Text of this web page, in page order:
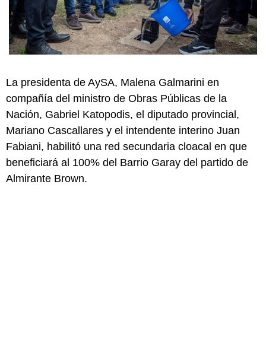
La presidenta de AySA, Malena Galmarini en
compañía del ministro de Obras Públicas de la
Nación, Gabriel Katopodis, el diputado provincial,
Mariano Cascallares y el intendente interino Juan
Fabiani, habilitó una red secundaria cloacal en que
beneficiará al 100% del Barrio Garay del partido de
Almirante Brown.